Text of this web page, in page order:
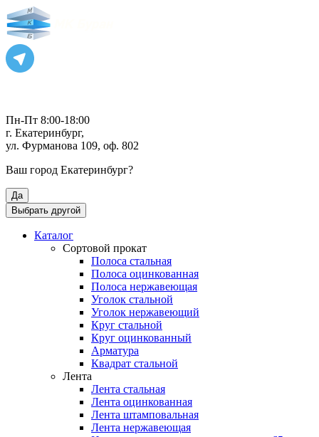
Пн-Пт 8:00-18:00
г. Екатеринбург,
ул. Фурманова 109, оф. 802
Ваш город Екатеринбург?
Да
Выбрать другой
Каталог
Сортовой прокат
Полоса стальная
Полоса оцинкованная
Полоса нержавеющая
Уголок стальной
Уголок нержавеющий
Круг стальной
Круг оцинкованный
Арматура
Квадрат стальной
Лента
Лента стальная
Лента оцинкованная
Лента штамповальная
Лента нержавеющая